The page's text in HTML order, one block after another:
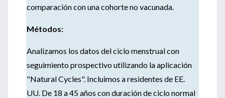
comparación con una cohorte no vacunada.
Métodos:
Analizamos los datos del ciclo menstrual con
seguimiento prospectivo utilizando la aplicación
"Natural Cycles". Incluimos a residentes de EE.
UU. De 18 a 45 años con duración de ciclo normal